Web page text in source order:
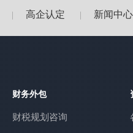
高企认定 新闻中心
财务外包
财税规划咨询